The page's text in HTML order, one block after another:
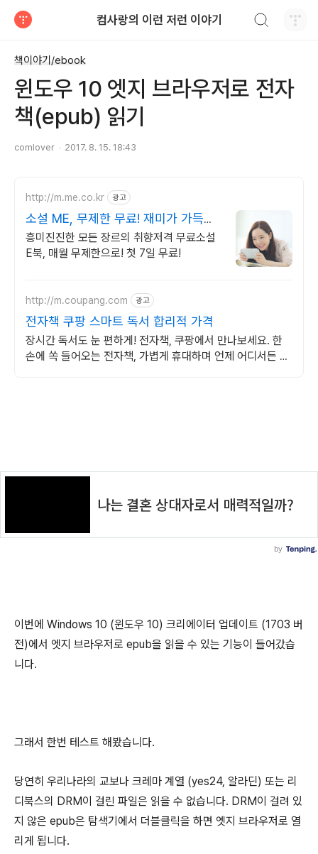
컴사랑의 이런 저런 이야기
책이야기/ebook
윈도우 10 엣지 브라우저로 전자
책(epub) 읽기
comlover 2017. 8. 15. 18:43
http://m.me.co.kr 광고
소설 ME, 무제한 무료! 재미가 가득한
곳!
흥미진진한 모든 장르의 취향저격 무료소설
E북, 매월 무제한으로! 첫 7일 무료!
http://m.coupang.com 광고
전자책 쿠팡 스마트 독서 합리적 가격
장시간 독서도 눈 편하게! 전자책, 쿠팡에서 만나보세요. 한
손에 쏙 들어오는 전자책, 가볍게 휴대하며 언제 어디서든 독
이번에 Windows 10 (윈도우 10) 크리에이터 업데이트 (1703 버
전)에서 엣지 브라우저로 epub을 읽을 수 있는 기능이 들어갔습
니다.
그래서 한번 테스트 해봤습니다.
당연히 우리나라의 교보나 크레마 계열 (yes24, 알라딘) 또는 리
디북스의 DRM이 걸린 파일은 읽을 수 없습니다. DRM이 걸려 있
지 않은 epub은 탐색기에서 더블클릭을 하면 엣지 브라우저로 열
리게 됩니다.